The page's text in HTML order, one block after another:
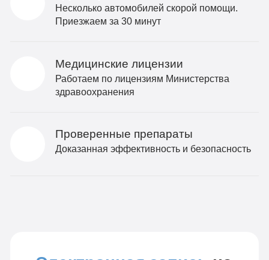
Несколько автомобилей скорой помощи.
Приезжаем за 30 минут
Медицинские лицензии
Работаем по лицензиям Министерства
здравоохранения
Проверенные препараты
Доказанная эффективность и безопасность